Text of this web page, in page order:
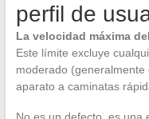
perfil de
La velocidad máxima
Este límite excluye
moderado
aparato a caminatas